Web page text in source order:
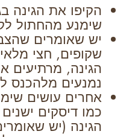
הקיפו את הגינה
שימנע מהחתול
יש שאומרים
שקופים, חצי
הגינה, מרתיעים
נמנעים מלהכנס
אחרים עושים
כמו דיסקים
הגינה (יש